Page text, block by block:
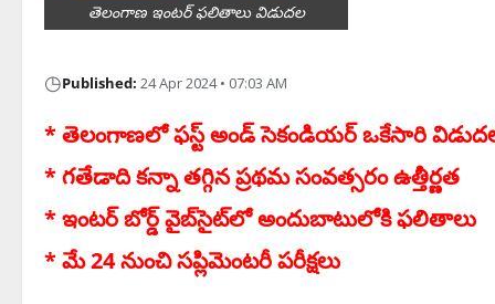
తెలంగాణ ఇంట‌ర్ ఫ‌లితాలు విడుద‌ల
◷Published: 24 Apr 2024 • 07:03 AM
* తెలంగాణలో ఫ‌స్ట్ అండ్ సెకండియ‌ర్ ఒకేసారి
* గ‌తేడాది క‌న్నా త‌గ్గిన ప్ర‌థ‌మ సంవ‌త్స‌రం ఉత్తీర్ణ‌త‌
* ఇంటర్‌ బోర్డ్‌ వైబ్‌‌సైట్‌లో అందుబాటులోకి ఫలితాలు
* మే 24 నుంచి స‌ప్లిమెంట‌రీ ప‌రీక్ష‌లు